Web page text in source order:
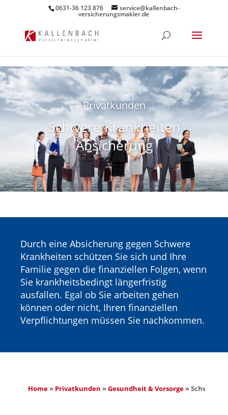
0631-36 123 876 service@kallenbach-
versicherungsmakler.de
Privatkunden
Schwere Krankheiten
Absicherung
Durch eine Absicherung gegen Schwere
Krankheiten schützen Sie sich und Ihre
Familie gegen die finanziellen Folgen, wenn
Sie krankheitsbedingt längerfristig
ausfallen. Egal ob Sie arbeiten gehen
können oder nicht, Ihren finanziellen
Verpflichtungen müssen Sie nachkommen.
Home » Privatkunden » Gesundheit & Vorsorge » Schwere